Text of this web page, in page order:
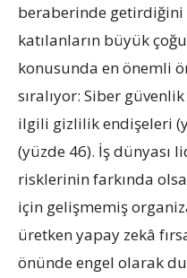
beraberinde
katılanların büyük
konusunda en önemli
sıralıyor: Siber
ilgili gizlilik endişeleri
(yüzde 46). İş dünyası
risklerinin farkında
için gelişmemiş
üretken yapay zekâ
önünde engel olarak